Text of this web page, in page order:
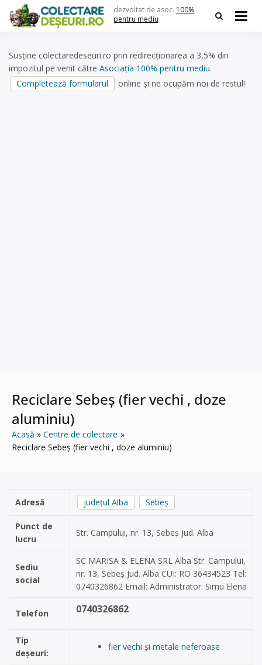
content
dezvoltat de asoc. 100%
pentru mediu
Susține colectaredeseuri.ro prin redirecționarea a 3,5% din
impozitul pe venit către Asociația 100% pentru mediu.
Completează formularul
online și ne ocupăm noi de restul!
Reciclare Sebeș (fier vechi , doze
aluminiu)
Acasă
Centre de colectare
Reciclare Sebeș (fier vechi , doze aluminiu)
Adresă județul Alba Sebeș
Punct de
lucru
Str. Campului, nr. 13, Sebeș Jud. Alba
Sediu
social
SC MARISA & ELENA SRL Alba Str. Campului,
nr. 13, Sebeș Jud. Alba CUI: RO 36434523 Tel:
0740326862 Email: Administrator: Simu Elena
Telefon 0740326862
Tip
deșeuri:
fier vechi și metale neferoase